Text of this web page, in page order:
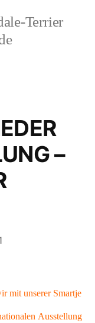
Terrier
–
mit unserer Smartje
Ausstellung